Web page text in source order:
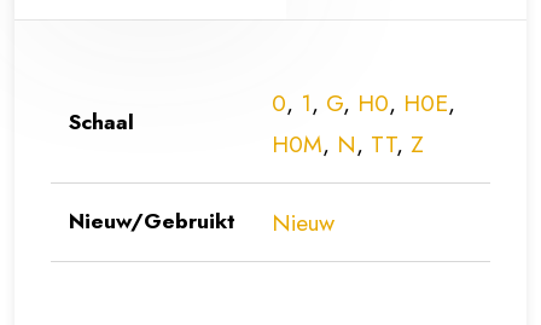
Schaal
0, 1, G, H0, H0E,
H0M, N, TT, Z
Nieuw/Gebruikt Nieuw